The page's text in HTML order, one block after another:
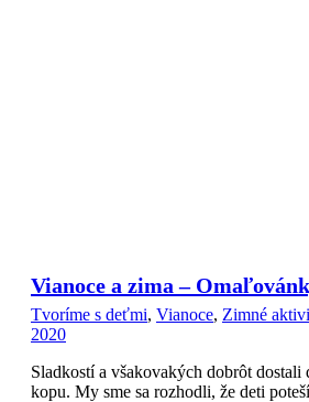
Vianoce a zima –
Tvoríme s deťmi, Vianoce, Zimné
2020
Sladkostí a všakovakých dobrôt
kopu. My sme sa rozhodli, že deti